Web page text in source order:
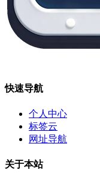
快速导航
个人中心
标签云
网址导航
关于本站